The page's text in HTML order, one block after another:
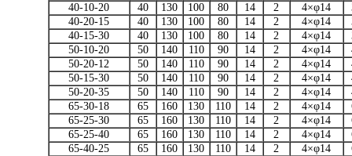
40-10-20
40 130 100 80 14 2 4×φ14
40-20-15
40 130 100 80 14 2 4×φ14
40-15-30
40 130 100 80 14 2 4×φ14
50-10-20
50 140 110 90 14 2 4×φ14
50-20-12
50 140 110 90 14 2 4×φ14
50-15-30
50 140 110 90 14 2 4×φ14
50-20-35
50 140 110 90 14 2 4×φ14
65-30-18
65 160 130 110 14 2 4×φ14
65-25-30
65 160 130 110 14 2 4×φ14
65-25-40
65 160 130 110 14 2 4×φ14
65-40-25
65 160 130 110 14 2 4×φ14